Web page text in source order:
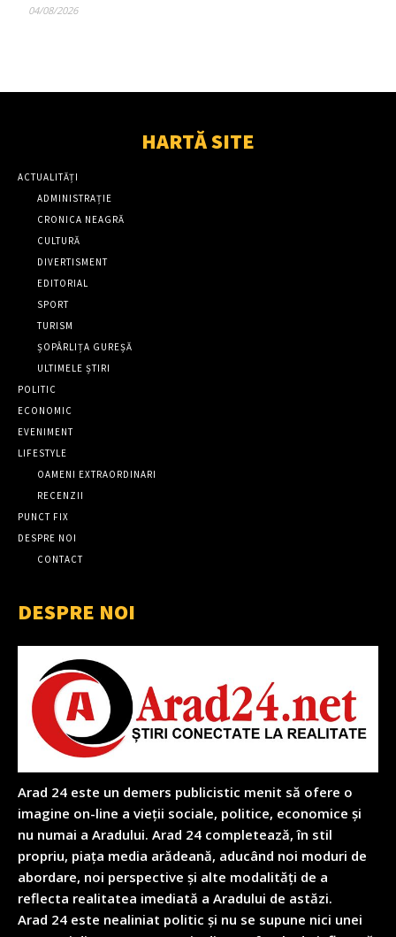
04/08/2026
HARTĂ SITE
ACTUALITĂȚI
ADMINISTRAȚIE
CRONICA NEAGRĂ
CULTURĂ
DIVERTISMENT
EDITORIAL
SPORT
TURISM
ȘOPÂRLIȚA GUREȘĂ
ULTIMELE ȘTIRI
POLITIC
ECONOMIC
EVENIMENT
LIFESTYLE
OAMENI EXTRAORDINARI
RECENZII
PUNCT FIX
DESPRE NOI
CONTACT
DESPRE NOI
Arad 24 este un demers publicistic menit să ofere o
imagine on-line a vieții sociale, politice, economice și
nu numai a Aradului. Arad 24 completează, în stil
propriu, piața media arădeană, aducând noi moduri de
abordare, noi perspective și alte modalități de a
reflecta realitatea imediată a Aradului de astăzi.
Arad 24 este nealiniat politic și nu se supune nici unei